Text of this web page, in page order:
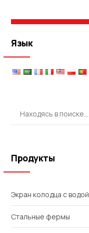
Язык
Продукты
Экран колодца с водой
Стальные фермы